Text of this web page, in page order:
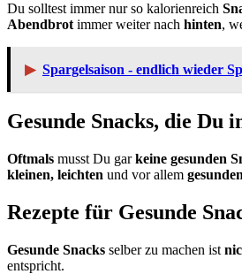
Du solltest immer nur so kalorienreich
Abendbrot immer weiter nach hinten,
▶ Spargelsaison - endlich wieder
Gesunde Snacks, die Du
Oftmals musst Du garkeine gesunden
kleinen, leichten und vor allem
Rezepte für Gesunde
Gesunde Snacks selber zu machen ist
entspricht.